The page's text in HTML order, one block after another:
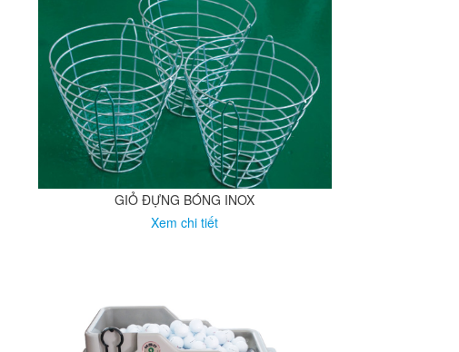
GIỎ ĐỰNG BÓNG INOX
Xem chi tiết